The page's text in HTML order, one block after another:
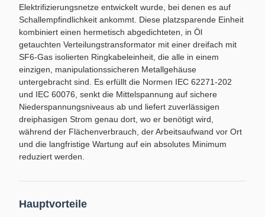
Elektrifizierungsnetze entwickelt wurde, bei denen es auf
Schallempfindlichkeit ankommt. Diese platzsparende Einheit
kombiniert einen hermetisch abgedichteten, in Öl
getauchten Verteilungstransformator mit einer dreifach mit
SF6-Gas isolierten Ringkabeleinheit, die alle in einem
einzigen, manipulationssicheren Metallgehäuse
untergebracht sind. Es erfüllt die Normen IEC 62271-202
und IEC 60076, senkt die Mittelspannung auf sichere
Niederspannungsniveaus ab und liefert zuverlässigen
dreiphasigen Strom genau dort, wo er benötigt wird,
während der Flächenverbrauch, der Arbeitsaufwand vor Ort
und die langfristige Wartung auf ein absolutes Minimum
reduziert werden.
Hauptvorteile